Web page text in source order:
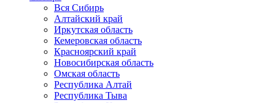
Вся Сибирь
Алтайский край
Иркутская область
Кемеровская область
Красноярский край
Новосибирская область
Омская область
Республика Алтай
Республика Тыва